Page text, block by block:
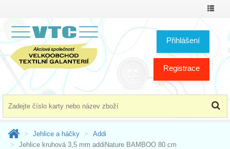
Přihlášení
Registrace
Jehlice a háčky
Addi
Jehlice kruhová 3,5 mm addiNature BAMBOO 80 cm